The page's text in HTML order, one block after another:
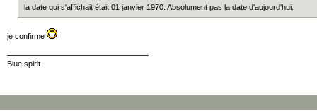
la date qui s'affichait était 01 janvier 1970. Absolument pas la date d'aujourd'hui.
je confirme
Blue spirit